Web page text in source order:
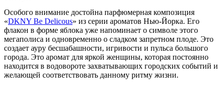
Особого внимание достойна парфюмерная композиция
«DKNY Be Delicous» из серии ароматов Нью-Йорка. Его
флакон в форме яблока уже напоминает о символе этого
мегаполиса и одновременно о сладком запретном плоде. Это
создает ауру бесшабашности, игривости и пульса большого
города. Это аромат для яркой женщины, которая постоянно
находится в водовороте захватывающих городских событий и
желающей соответствовать данному ритму жизни.